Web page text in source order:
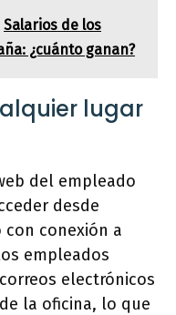
Salarios de los
¿cuánto ganan?
lugar
del empleado
desde
conexión a
empleados
electrónicos
la oficina, lo que